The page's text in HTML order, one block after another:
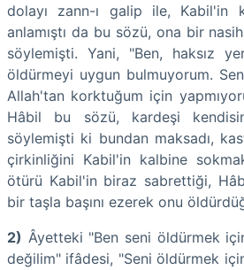
dolayı zann-ı galip ile, Kabil'in
anlamıştı da bu sözü, ona bir
söylemişti. Yani, "Ben, haksız
öldürmeyi uygun bulmuyorum.
Allah'tan korktuğum için
Hâbil bu sözü, kardeşi
söylemişti ki bundan maksadı,
çirkinliğini Kabil'in kalbine
ötürü Kabil'in biraz sabrettiği,
bir taşla başını ezerek onu
2) Âyetteki "Ben seni öldürmek
değilim" ifâdesi, "Seni öldürmek